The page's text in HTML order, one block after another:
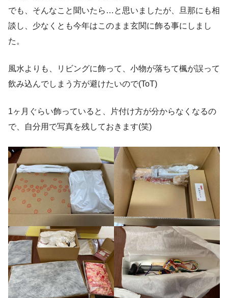
でも、そんなこと聞いたら…と思いましたが、旦那にも相
談し、少なくとも今年はこのまま玄関に飾る事にしまし
た。
風水よりも、リビングに飾って、小物が落ちて楓が誤って
飲み込んでしまう方が避けたいので(ToT)
1ヶ月ぐらい飾っていると、片付け方が分からなくなるの
で、自分用で写真を残しておきます(笑)